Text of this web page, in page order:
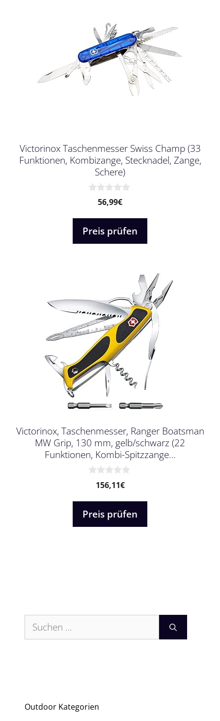
Victorinox Taschenmesser Swiss Champ (33
Funktionen, Kombizange, Stecknadel, Zange,
Schere)
5
56,99€
Preis prüfen
Victorinox, Taschenmesser, Ranger Boatsman
MW Grip, 130 mm, gelb/schwarz (22
Funktionen, Kombi-Spitzzange…
5
156,11€
Preis prüfen
Suchen
nach:
Outdoor Kategorien